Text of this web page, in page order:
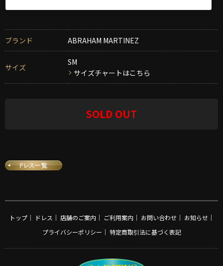
ブランド ABRAHAM MARTINEZ
サイズ
SM
サイズチャートはこちら
SOLD OUT
トップ｜ ドレス ｜ 店舗のご案内｜ ご利用案内｜ お問い合わせ｜ お知らせ｜
プライバシーポリシー ｜ 特定商取引法に基づく表記